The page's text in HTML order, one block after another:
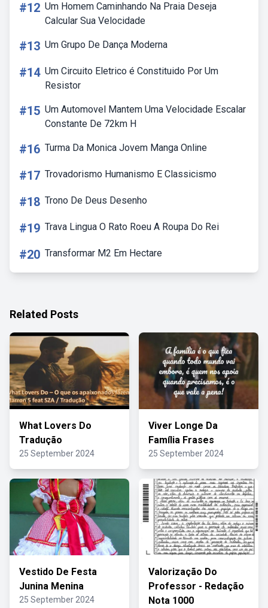
#12 Um Homem Caminhando Na Praia Deseja
Calcular Sua Velocidade
#13 Um Grupo De Dança Moderna
#14 Um Circuito Eletrico é Constituido Por Um
Resistor
#15 Um Automovel Mantem Uma Velocidade Escalar
Constante De 72km H
#16 Turma Da Monica Jovem Manga Online
#17 Trovadorismo Humanismo E Classicismo
#18 Trono De Deus Desenho
#19 Trava Lingua O Rato Roeu A Roupa Do Rei
#20 Transformar M2 Em Hectare
Related Posts
What Lovers Do
Tradução
25 September 2024
Viver Longe Da
Família Frases
25 September 2024
Vestido De Festa
Junina Menina
25 September 2024
Valorização Do
Professor - Redação
Nota 1000